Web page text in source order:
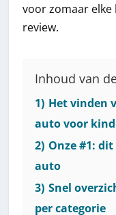
voor zomaar elke
review.
Inhoud van
1) Het vinden
auto voor
2) Onze #1:
auto
3) Snel
per categorie